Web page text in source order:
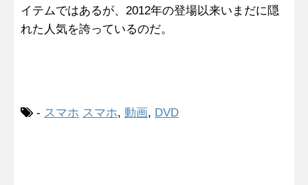
イテムではあるが、2012年の登場以来いまだに隠
れた人気を誇っているのだ。
- スマホ スマホ, 動画, DVD